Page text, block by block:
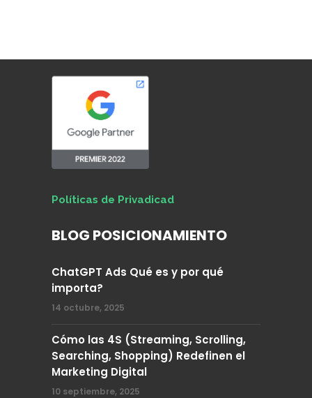
Políticas de Privadicad
BLOG POSICIONAMIENTO
ChatGPT Ads Qué es y por qué
importa?
14 octubre, 2025
Cómo las 4S (Streaming, Scrolling,
Searching, Shopping) Redefinen el
Marketing Digital
10 septiembre, 2025